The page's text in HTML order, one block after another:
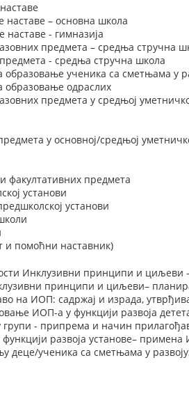
наставе – основна школа
наставе - гимназија
предмета – средња стручна
- средња стручна школа
образовање ученика са сметњама у
образовање одраслих
предмета у средњој
у основној/средњој
факултативних предмета
установи
установи
и помоћни наставник)
Инклузивни принципи и циљеви
принципи и циљеви–
на ИОП: садржај и израда,
ИОП-а у функцији развоја
групи - припрема и начин
развоја установе–
деце/ученика са сметњама у